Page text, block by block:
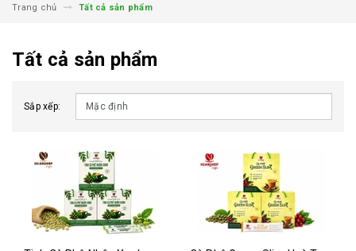
Trang chủ Tất cả sản phẩm
Tất cả sản phẩm
Sắp xếp: